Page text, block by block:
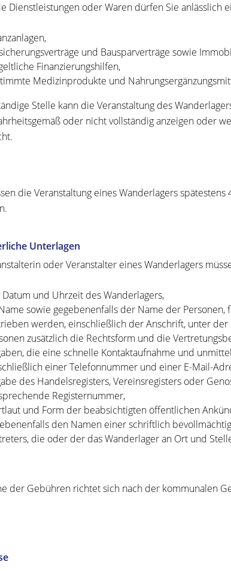
Dienstleistungen oder Waren dürfen Sie
und Bausparverträge sowie
Finanzierungshilfen,
Medizinprodukte und
Stelle kann die Veranstaltung des
oder nicht vollständig anzeigen oder
die Veranstaltung eines Wanderlagers
Unterlagen
oder Veranstalter eines Wanderlagers
Datum und Uhrzeit des Wanderlagers,
sowie gegebenenfalls der Name der
werden, einschließlich der Anschrift, unter
zusätzlich die Rechtsform und die
die eine schnelle Kontaktaufnahme und
einer Telefonnummer und einer E-Mail-
des Handelsregisters, Vereinsregisters oder
Registernummer,
und Form der beabsichtigten öffentlichen
den Namen einer schriftlich
die oder der das Wanderlager an Ort und
der Gebühren richtet sich nach der kommunalen